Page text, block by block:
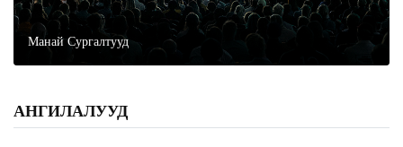
Манай Сургалтууд
АНГИЛАЛУУД